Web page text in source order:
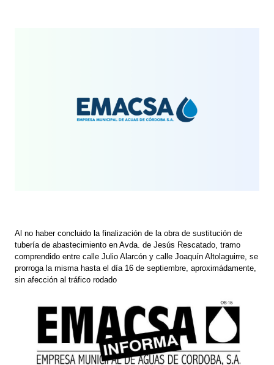
Al no haber concluido la finalización de la obra de sustitución de
tubería de abastecimiento en Avda. de Jesús Rescatado, tramo
comprendido entre calle Julio Alarcón y calle Joaquín Altolaguirre, se
prorroga la misma hasta el día 16 de septiembre, aproximádamente,
sin afección al tráfico rodado